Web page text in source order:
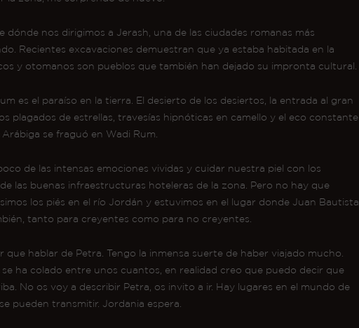
dónde nos dirigimos a Jerash, una de las ciudades romanas más
Recientes excavaciones demuestran que ya estaba habitada en la
y otomanos son pueblos que también han dejado su impronta cultural.
es el paraíso en la tierra. El desierto de los desiertos, la entrada al gran
plagados de estrellas, travesías hipnóticas en camello y el eco constante
se fraguó en Wadi Rum.
de las intensas emociones vividas y cuidar nuestra piel con los
las buenas infraestructuras hoteleras de la zona. Pero no hay que
los piés en el río Jordán y estuvimos en el lugar donde Juan Bautista
tanto para creyentes como para no creyentes.
hablar de Petra. Tengo la inmensa suerte de haber viajado mucho.
se ha colado entre unos cuantos, en realidad creo que puedo decir que
No os voy a describir Petra, os invito a ir. Hay lugares en el mundo de
pueden transmitir. Jordania espera.